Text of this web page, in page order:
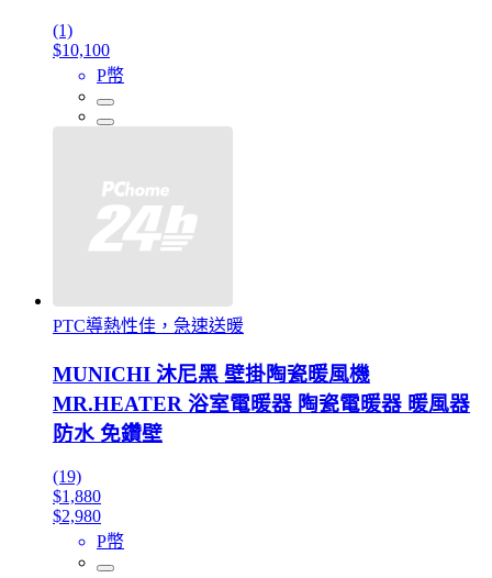
(1)
$10,100
P幣
PTC導熱性佳，急速送暖
MUNICHI 沐尼黑 壁掛陶瓷暖風機
MR.HEATER 浴室電暖器 陶瓷電暖器 暖風器
防水 免鑽壁
(19)
$1,880
$2,980
P幣